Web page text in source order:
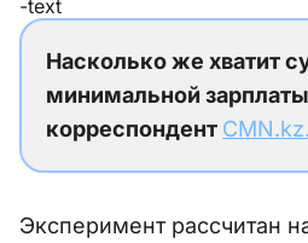
-text
Насколько же хватит
минимальной
корреспондент CMN.kz.
Эксперимент рассчитан